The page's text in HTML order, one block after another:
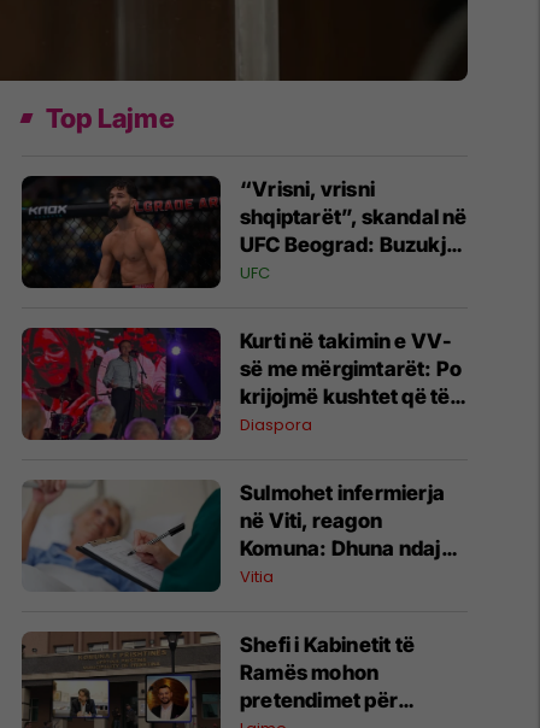
Top Lajme
“Vrisni, vrisni
shqiptarët”, skandal në
UFC Beograd: Buzukja
u përball me thirrje
tribunat
UFC
Kurti në takimin e VV-
së me mërgimtarët: Po
krijojmë kushtet që të
ktheheni në Kosovë
Diaspora
Sulmohet infermierja
në Viti, reagon
Komuna: Dhuna ndaj
stafit shëndetësor nuk
Vitia
Shefi i Kabinetit të
Ramës mohon
pretendimet për